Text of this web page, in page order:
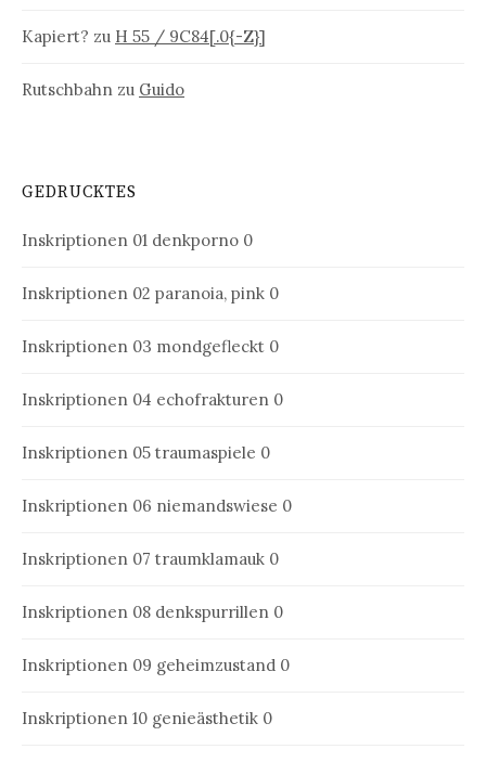
Kapiert? zu H 55 / 9C84[.0{-Z}]
Rutschbahn zu Guido
GEDRUCKTES
Inskriptionen 01 denkporno 0
Inskriptionen 02 paranoia, pink 0
Inskriptionen 03 mondgefleckt 0
Inskriptionen 04 echofrakturen 0
Inskriptionen 05 traumaspiele 0
Inskriptionen 06 niemandswiese 0
Inskriptionen 07 traumklamauk 0
Inskriptionen 08 denkspurrillen 0
Inskriptionen 09 geheimzustand 0
Inskriptionen 10 genieästhetik 0